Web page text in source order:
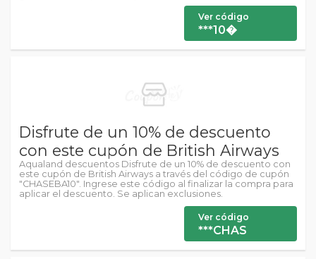
Ver código
***10�
Disfrute de un 10% de descuento
con este cupón de British Airways
Aqualand descuentos Disfrute de un 10% de descuento con
este cupón de British Airways a través del código de cupón
"CHASEBA10". Ingrese este código al finalizar la compra para
aplicar el descuento. Se aplican exclusiones.
Ver código
***CHAS